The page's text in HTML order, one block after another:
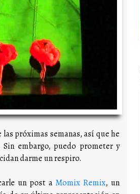
próximas semanas, así que he
embargo, puedo prometer y
darme un respiro.
un post a Momix Remix, un